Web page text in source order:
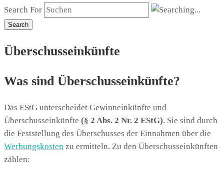
Search For
Search
Überschusseinkünfte
Was sind Überschusseinkünfte?
Das EStG unterscheidet Gewinneinkünfte und
Überschusseinkünfte (§ 2 Abs. 2 Nr. 2 EStG). Sie sind durch
die Feststellung des Überschusses der Einnahmen über die
Werbungskosten zu ermitteln. Zu den Überschusseinkünften
zählen: